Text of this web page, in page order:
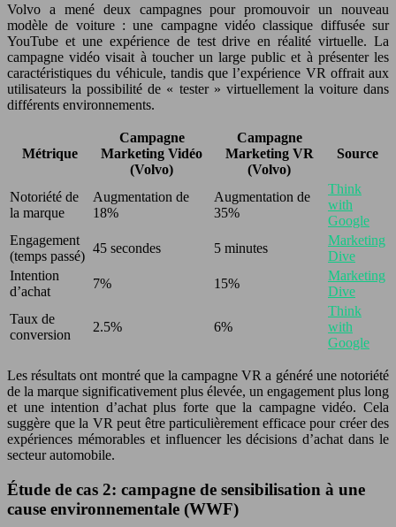
Volvo a mené deux campagnes pour promouvoir un nouveau
modèle de voiture : une campagne vidéo classique diffusée sur
YouTube et une expérience de test drive en réalité virtuelle. La
campagne vidéo visait à toucher un large public et à présenter les
caractéristiques du véhicule, tandis que l’expérience VR offrait aux
utilisateurs la possibilité de « tester » virtuellement la voiture dans
différents environnements.
Métrique
Campagne
Marketing Vidéo
(Volvo)
Campagne
Marketing VR
(Volvo)
Source
Notoriété de
la marque
Augmentation de
18%
Augmentation de
35%
Think
with
Google
Engagement
(temps passé)
45 secondes 5 minutes
Marketing
Dive
Intention
d’achat
7% 15%
Marketing
Dive
Taux de
conversion
2.5% 6%
Think
with
Google
Les résultats ont montré que la campagne VR a généré une notoriété
de la marque significativement plus élevée, un engagement plus long
et une intention d’achat plus forte que la campagne vidéo. Cela
suggère que la VR peut être particulièrement efficace pour créer des
expériences mémorables et influencer les décisions d’achat dans le
secteur automobile.
Étude de cas 2: campagne de sensibilisation à une
cause environnementale (WWF)